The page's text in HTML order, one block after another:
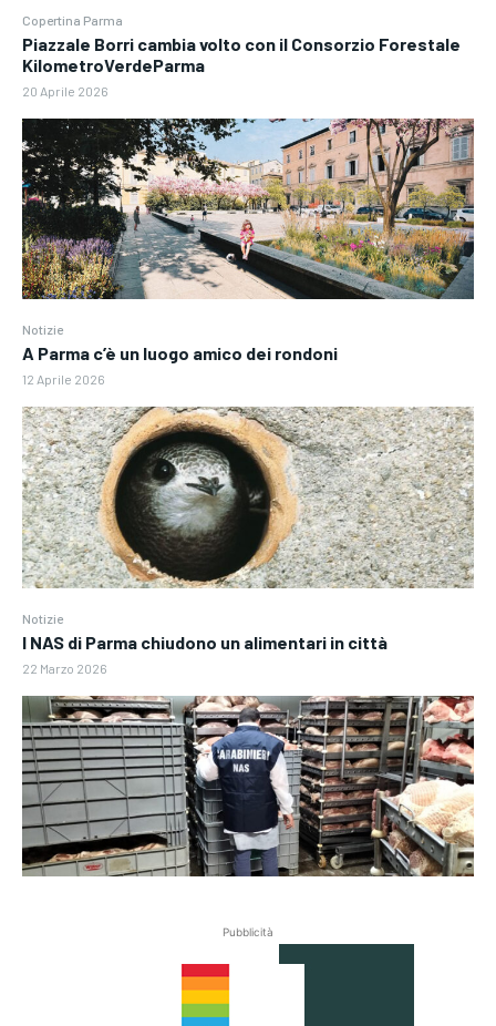
Copertina Parma
Piazzale Borri cambia volto con il Consorzio Forestale
KilometroVerdeParma
20 Aprile 2026
Notizie
A Parma c’è un luogo amico dei rondoni
12 Aprile 2026
Notizie
I NAS di Parma chiudono un alimentari in città
22 Marzo 2026
Pubblicità